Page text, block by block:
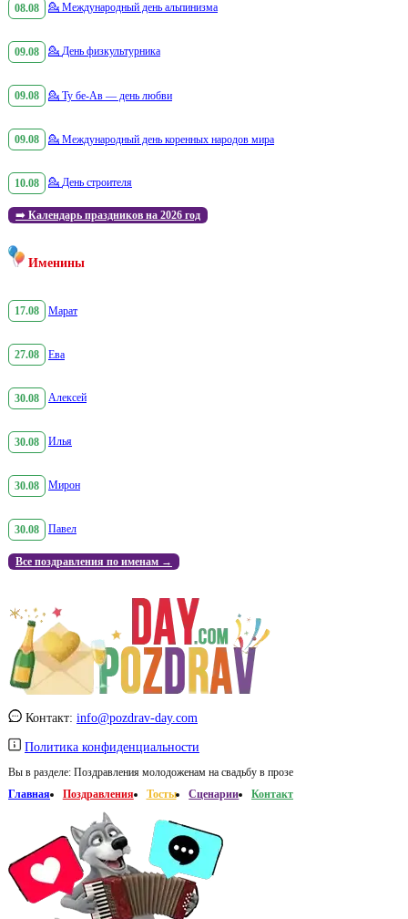
08.08 💁 Международный день альпинизма
09.08 💁 День физкультурника
09.08 💁 Ту бе-Ав — день любви
09.08 💁 Международный день коренных народов мира
10.08 💁 День строителя
➡️ Календарь праздников на 2026 год
Именины
17.08 Марат
27.08 Ева
30.08 Алексей
30.08 Илья
30.08 Мирон
30.08 Павел
Все поздравления по именам →
Контакт: info@pozdrav-day.com
Политика конфиденциальности
Вы в разделе: Поздравления молодоженам на свадьбу в прозе
Главная
Поздравления Тосты Сценарии Контакт